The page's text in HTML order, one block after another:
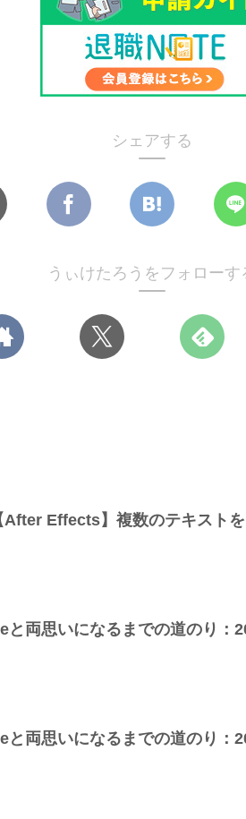
シェアする
うぃけたろうをフォローす
After Effects】複数のテキスト
と両思いになるまでの道のり：
と両思いになるまでの道のり：